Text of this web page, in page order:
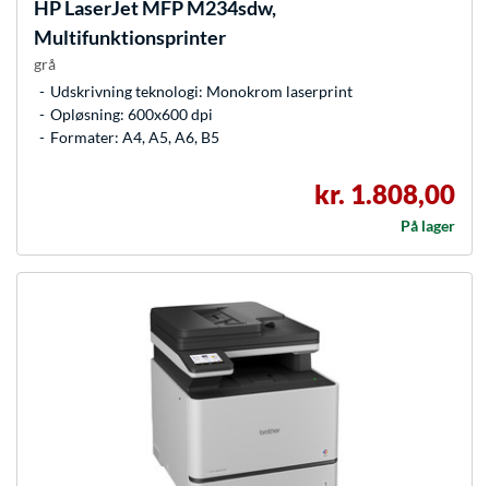
HPLaserJet MFP M234sdw,
Multifunktionsprinter
grå
Udskrivning teknologi: Monokrom laserprint
Opløsning: 600x600 dpi
Formater: A4, A5, A6, B5
kr. 1.808,00
På lager